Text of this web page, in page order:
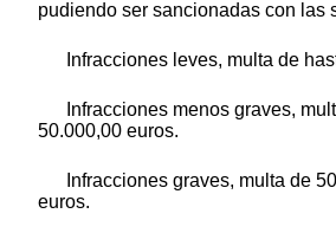
pudiendo ser sancionadas con las
Infracciones leves, multa de
Infracciones menos graves,
50.000,00 euros.
Infracciones graves, multa de
euros.